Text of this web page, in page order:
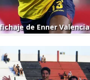
de Enner Valencia